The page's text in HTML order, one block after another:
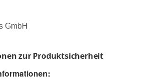
GmbH
zur Produktsicherheit